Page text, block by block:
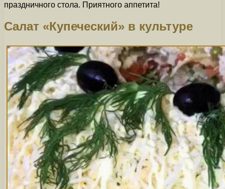
праздничного стола. Приятного аппетита!
Салат «Купеческий» в культуре